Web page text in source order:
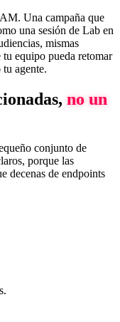
Una campaña que
una sesión de Lab en
mismas
tu equipo pueda retomar
agente.
no un
conjunto de
porque las
decenas de endpoints